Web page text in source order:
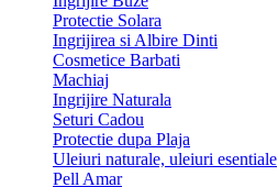
Protectie Solara
Ingrijirea si Albire Dinti
Cosmetice Barbati
Machiaj
Ingrijire Naturala
Seturi Cadou
Protectie dupa Plaja
Uleiuri naturale, uleiuri esentiale
Pell Amar